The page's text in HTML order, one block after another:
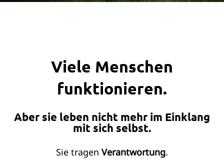
Viele Menschen
funktionieren.
Aber sie leben nicht mehr im Einklang
mit sich selbst.
Sie tragen Verantwortung.